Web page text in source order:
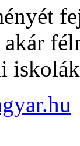
akár